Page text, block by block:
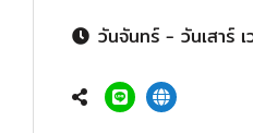
วันจันทร์ - วันเสาร์